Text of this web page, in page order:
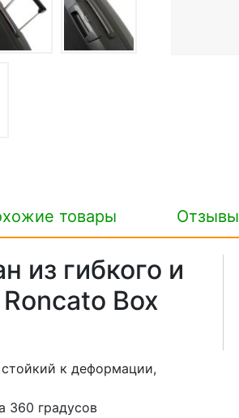
товары Отзывы
из гибкого и
Box
стойкий к деформации,
360 градусов